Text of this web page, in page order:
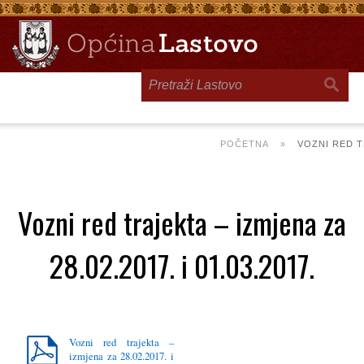
POČETNA » VOZNI RED
Vozni red trajekta – izmjena za
28.02.2017. i 01.03.2017.
Vozni red trajekta –
izmjena za 28.02.2017. i